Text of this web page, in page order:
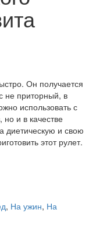
Он получается
не приторный, в
использовать с
и в качестве
диетическую и свою
этот рулет.
, На ужин, На